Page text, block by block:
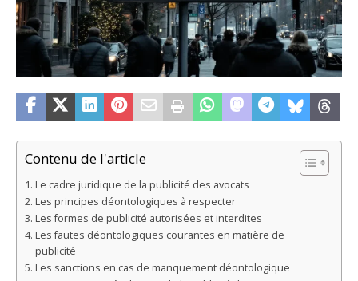
Contenu de l'article
Le cadre juridique de la publicité des avocats
Les principes déontologiques à respecter
Les formes de publicité autorisées et interdites
Les fautes déontologiques courantes en matière de
publicité
Les sanctions en cas de manquement déontologique